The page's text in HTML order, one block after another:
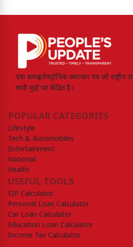
एक समग्र इलेक्ट्रॉनिक समाचार पत्र जो
सभी मुद्दों पर केंद्रित है।
POPULAR CATEGORIES
Lifestyle
Tech & Automobiles
Entertainment
National
Health
USEFUL TOOLS
SIP Calculator
Personal Loan Calculator
Car Loan Calculator
Education Loan Calculator
Income Tax Calculator